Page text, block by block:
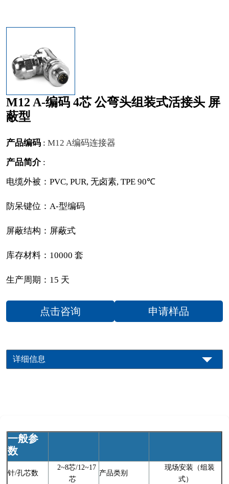
M12 A-编码 4芯 公弯头组装式活接头 屏
蔽型
产品编码 : M12 A编码连接器
产品简介:
电缆外被：PVC, PUR, 无卤素, TPE 90℃
防呆键位：A-型编码
屏蔽结构：屏蔽式
库存材料：10000 套
生产周期：15 天
点击咨询 申请样品
详细信息
一般参
数
针/孔芯数
2~8芯/12~17
芯
产品类别
现场安装（组装
式）